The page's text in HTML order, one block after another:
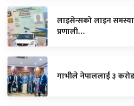
लाइसेन्सको लाइन
प्रणाली…
गाभीले नेपाललाई ३